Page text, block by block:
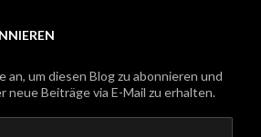
an, um diesen Blog zu abonnieren und
neue Beiträge via E-Mail zu erhalten.